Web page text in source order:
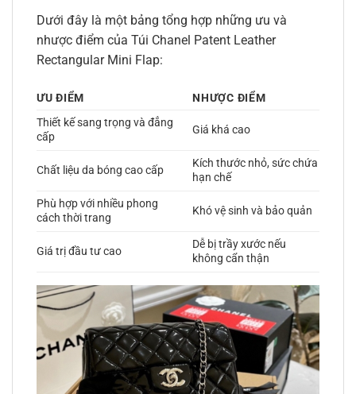
Dưới đây là một bảng tổng hợp những ưu và
nhược điểm của Túi Chanel Patent Leather
Rectangular Mini Flap:
ƯU ĐIỂM
NHƯỢC ĐIỂM
Thiết kế sang trọng và đẳng
cấp
Giá khá cao
Chất liệu da bóng cao cấp
Kích thước nhỏ, sức chứa
hạn chế
Phù hợp với nhiều phong
cách thời trang
Khó vệ sinh và bảo quản
Giá trị đầu tư cao
Dễ bị trầy xước nếu
không cẩn thận